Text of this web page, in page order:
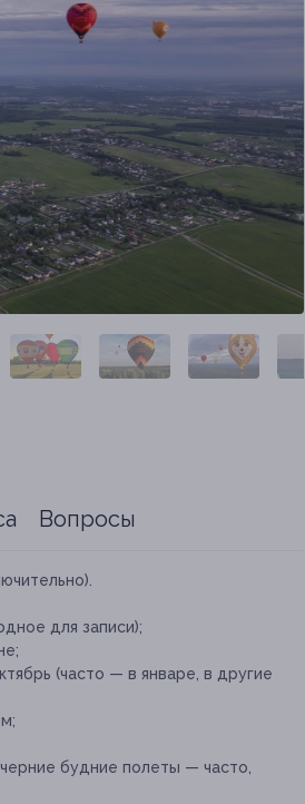
Вопросы
для записи);
(часто — в январе, в другие
будние полеты — часто,